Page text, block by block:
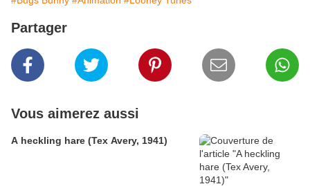
Partager
Vous aimerez aussi
A heckling hare (Tex Avery, 1941)